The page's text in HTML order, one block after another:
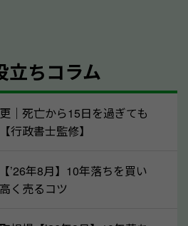
でも、高価買取が可能です。
です。「廃車＝買取できない」
で買取できます。他社で買取
がつく可能性があるので、諦め
立ちコラム
｜死亡から15日を過ぎても
行政書士監修】
’26年8月】10年落ちを買い
く売るコツ